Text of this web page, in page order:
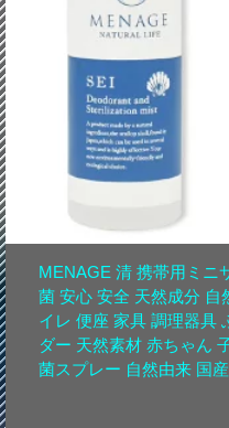
MENAGE 清 携帯用ミニ
菌 安心 安全 天然成分 自
イレ 便座 家具 調理器具
ダー 天然素材 赤ちゃん
菌スプレー 自然由来 国